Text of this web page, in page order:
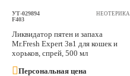
УТ-029894
F403
НЕОТЕРИКА
Ликвидaтор пятен и запаха
Mr.Fresh Expert 3в1 для кошек и
хорьков, спрей, 500 мл
Персональная цена